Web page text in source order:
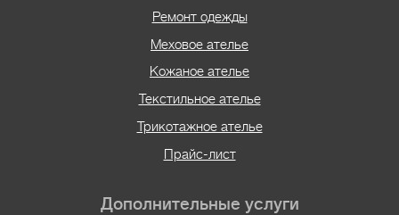
Ремонт одежды
Меховое ателье
Кожаное ателье
Текстильное ателье
Трикотажное ателье
Прайс-лист
Дополнительные услуги